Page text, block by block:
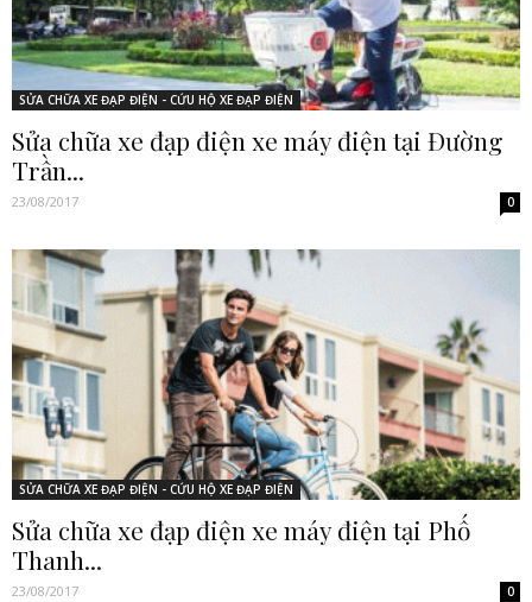
SỬA CHỮA XE ĐẠP ĐIỆN - CỨU HỘ XE ĐẠP ĐIỆN
Sửa chữa xe đạp điện xe máy điện tại Đường
Trần...
23/08/2017 0
SỬA CHỮA XE ĐẠP ĐIỆN - CỨU HỘ XE ĐẠP ĐIỆN
Sửa chữa xe đạp điện xe máy điện tại Phố
Thanh...
23/08/2017 0